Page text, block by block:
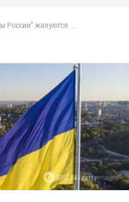
России" жалуются ...